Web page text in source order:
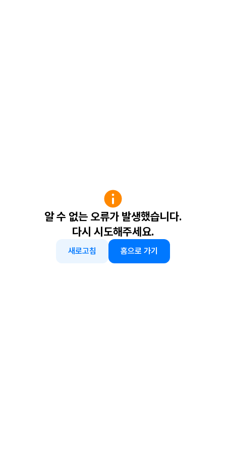
알 수 없는 오류가 발생했습니다.
다시 시도해주세요.
새로고침 홈으로 가기